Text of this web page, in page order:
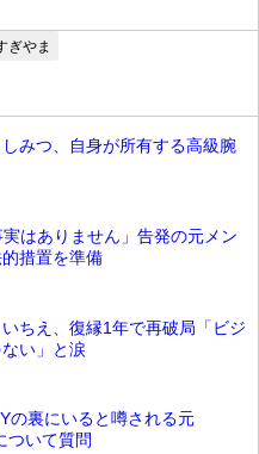
ぎやま
みつ、自身が所有する高級腕
はありません」告発の元メン
措置を準備
いちえ、復縁1年で再破局「ビジ
い」と涙
の裏にいると噂される元
ついて質問